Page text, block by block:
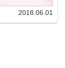
2018.06.01